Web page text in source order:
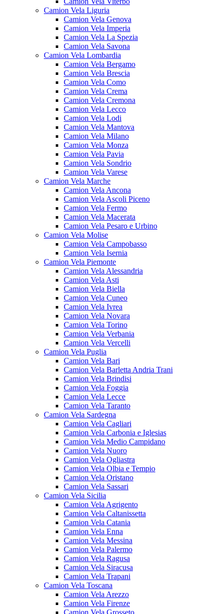
Camion Vela Liguria
Camion Vela Genova
Camion Vela Imperia
Camion Vela La Spezia
Camion Vela Savona
Camion Vela Lombardia
Camion Vela Bergamo
Camion Vela Brescia
Camion Vela Como
Camion Vela Crema
Camion Vela Cremona
Camion Vela Lecco
Camion Vela Lodi
Camion Vela Mantova
Camion Vela Milano
Camion Vela Monza
Camion Vela Pavia
Camion Vela Sondrio
Camion Vela Varese
Camion Vela Marche
Camion Vela Ancona
Camion Vela Ascoli Piceno
Camion Vela Fermo
Camion Vela Macerata
Camion Vela Pesaro e Urbino
Camion Vela Molise
Camion Vela Campobasso
Camion Vela Isernia
Camion Vela Piemonte
Camion Vela Alessandria
Camion Vela Asti
Camion Vela Biella
Camion Vela Cuneo
Camion Vela Ivrea
Camion Vela Novara
Camion Vela Torino
Camion Vela Verbania
Camion Vela Vercelli
Camion Vela Puglia
Camion Vela Bari
Camion Vela Barletta Andria Trani
Camion Vela Brindisi
Camion Vela Foggia
Camion Vela Lecce
Camion Vela Taranto
Camion Vela Sardegna
Camion Vela Cagliari
Camion Vela Carbonia e Iglesias
Camion Vela Medio Campidano
Camion Vela Nuoro
Camion Vela Ogliastra
Camion Vela Olbia e Tempio
Camion Vela Oristano
Camion Vela Sassari
Camion Vela Sicilia
Camion Vela Agrigento
Camion Vela Caltanissetta
Camion Vela Catania
Camion Vela Enna
Camion Vela Messina
Camion Vela Palermo
Camion Vela Ragusa
Camion Vela Siracusa
Camion Vela Trapani
Camion Vela Toscana
Camion Vela Arezzo
Camion Vela Firenze